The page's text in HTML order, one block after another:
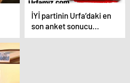
İYİ partinin Urfa’daki en
son anket sonucu…